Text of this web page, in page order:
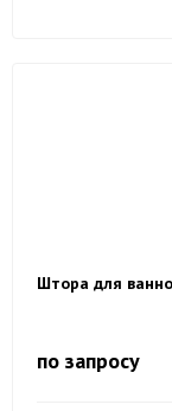
Штора для
по запросу